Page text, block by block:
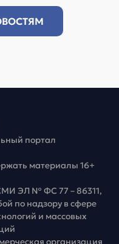
портал
материалы 16+
ЭЛ № ФС 77 – 86311,
по надзору в сфере
и массовых
организация